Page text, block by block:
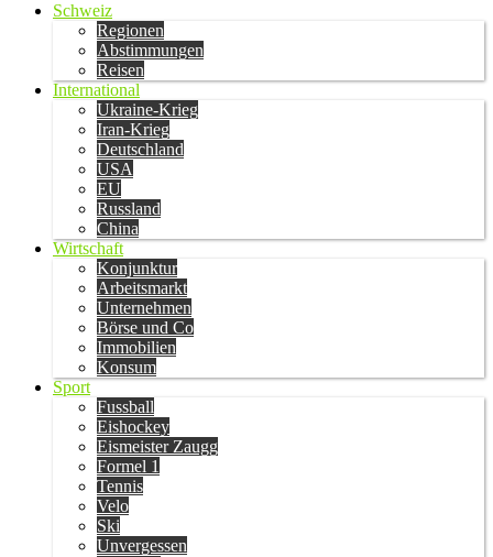
Schweiz
Regionen
Abstimmungen
Reisen
International
Ukraine-Krieg
Iran-Krieg
Deutschland
USA
EU
Russland
China
Wirtschaft
Konjunktur
Arbeitsmarkt
Unternehmen
Börse und Co
Immobilien
Konsum
Sport
Fussball
Eishockey
Eismeister Zaugg
Formel 1
Tennis
Velo
Ski
Unvergessen